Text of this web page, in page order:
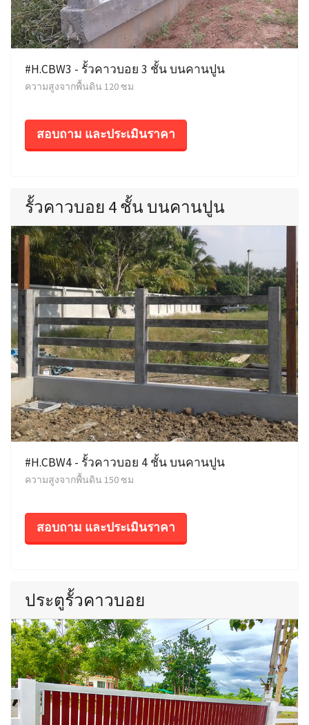
#H.CBW3 - รั้วคาวบอย 3 ชั้น บนคานปูน
ความสูงจากพื้นดิน 120 ซม
สอบถาม และประเมินราคา
รั้วคาวบอย 4 ชั้น บนคานปูน
#H.CBW4 - รั้วคาวบอย 4 ชั้น บนคานปูน
ความสูงจากพื้นดิน 150 ซม
สอบถาม และประเมินราคา
ประตูรั้วคาวบอย